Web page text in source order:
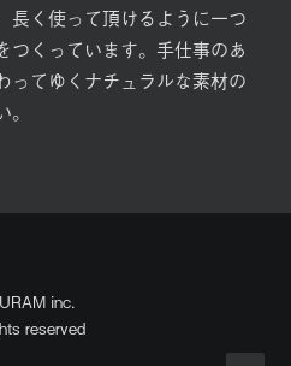
長く使って頂けるように一つ
つくっています。手仕事のあ
ってゆくナチュラルな素材の
inc.
reserved